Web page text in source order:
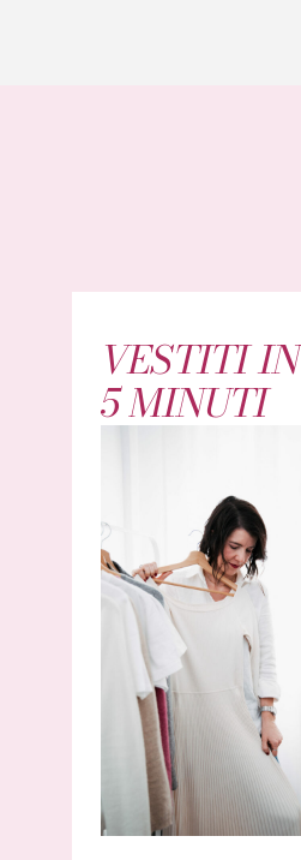
VESTITI IN
5 MINUTI